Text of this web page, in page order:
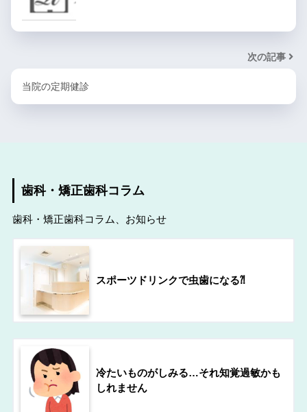
次の記事
当院の定期健診
歯科・矯正歯科コラム
歯科・矯正歯科コラム、お知らせ
スポーツドリンクで虫歯になる⁈
冷たいものがしみる…それ知覚過敏かも
しれません